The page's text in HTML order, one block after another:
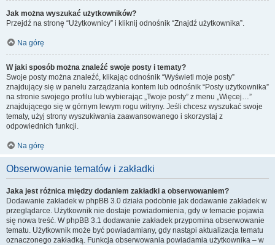
Jak można wyszukać użytkowników?
Przejdź na stronę “Użytkownicy” i kliknij odnośnik “Znajdź użytkownika”.
Na górę
W jaki sposób można znaleźć swoje posty i tematy?
Swoje posty można znaleźć, klikając odnośnik “Wyświetl moje posty”
znajdujący się w panelu zarządzania kontem lub odnośnik “Posty użytkownika”
na stronie swojego profilu lub wybierając „Twoje posty” z menu „Więcej…”
znajdującego się w górnym lewym rogu witryny. Jeśli chcesz wyszukać swoje
tematy, użyj strony wyszukiwania zaawansowanego i skorzystaj z
odpowiednich funkcji.
Na górę
Obserwowanie tematów i zakładki
Jaka jest różnica między dodaniem zakładki a obserwowaniem?
Dodawanie zakładek w phpBB 3.0 działa podobnie jak dodawanie zakładek w
przeglądarce. Użytkownik nie dostaje powiadomienia, gdy w temacie pojawia
się nowa treść. W phpBB 3.1 dodawanie zakładek przypomina obserwowanie
tematu. Użytkownik może być powiadamiany, gdy nastąpi aktualizacja tematu
oznaczonego zakładką. Funkcja obserwowania powiadamia użytkownika – w